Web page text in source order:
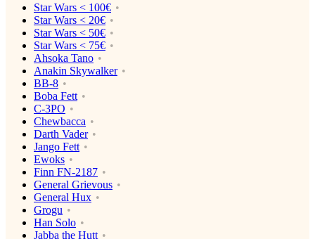
Star Wars < 100€
Star Wars < 20€
Star Wars < 50€
Star Wars < 75€
Ahsoka Tano
Anakin Skywalker
BB-8
Boba Fett
C-3PO
Chewbacca
Darth Vader
Jango Fett
Ewoks
Finn FN-2187
General Grievous
General Hux
Grogu
Han Solo
Jabba the Hutt